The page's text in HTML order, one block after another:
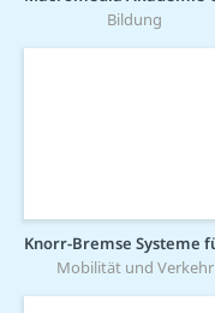
Bildung
Mobilität und Verkehr